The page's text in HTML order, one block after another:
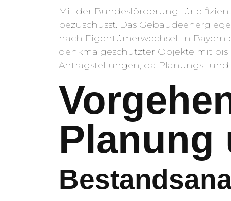
Mit der Bundesförderung für
bezuschusst. Das
nach Eigentümerwechsel. In
denkmalgeschützter Objekte mit bis
Antragstellungen, da Planungs-
Planung